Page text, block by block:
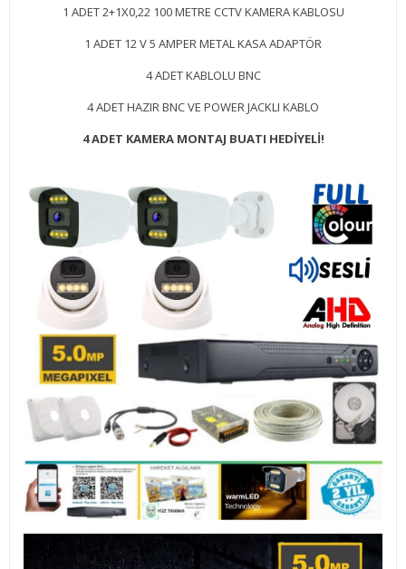
1 ADET 2+1X0,22 100 METRE CCTV KAMERA KABLOSU
1 ADET 12 V 5 AMPER METAL KASA ADAPTÖR
4 ADET KABLOLU BNC
4 ADET HAZIR BNC VE POWER JACKLI KABLO
4 ADET KAMERA MONTAJ BUATI HEDİYELİ!